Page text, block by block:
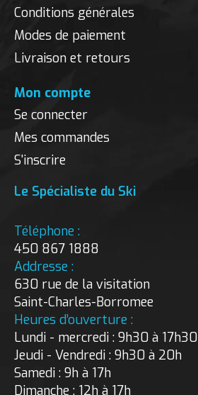
Conditions générales
Modes de paiement
Livraison et retours
Mon compte
Se connecter
Mes commandes
S'inscrire
Le Spécialiste du Ski
Téléphone :
450 867 1888
Addresse :
630 rue de la visitation
Saint-Charles-Borromee
Heures d’ouverture :
Lundi - mercredi : 9h30 à 17h30
Jeudi - Vendredi : 9h30 à 20h
Samedi : 9h à 17h
Dimanche : 12h à 17h